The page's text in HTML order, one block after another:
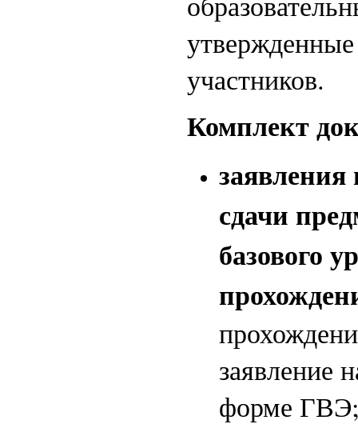
утвержденные
участников.
Комплект
сдачи
базового
заявление
форме